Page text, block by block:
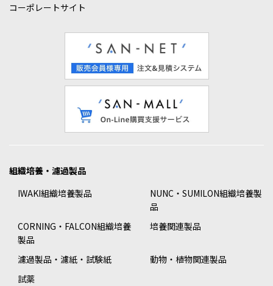
コーポレートサイト
組織培養・濾過製品
IWAKI組織培養製品
NUNC・SUMILON組織培養製
品
CORNING・FALCON組織培養
製品
培養関連製品
濾過製品・濾紙・試験紙
動物・植物関連製品
試薬